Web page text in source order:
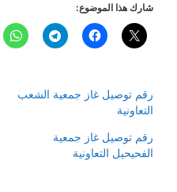
شارك هذا الموضوع:
رقم توصيل غاز جمعية الشعب
التعاونية
رقم توصيل غاز جمعية
الفحيحيل التعاونية